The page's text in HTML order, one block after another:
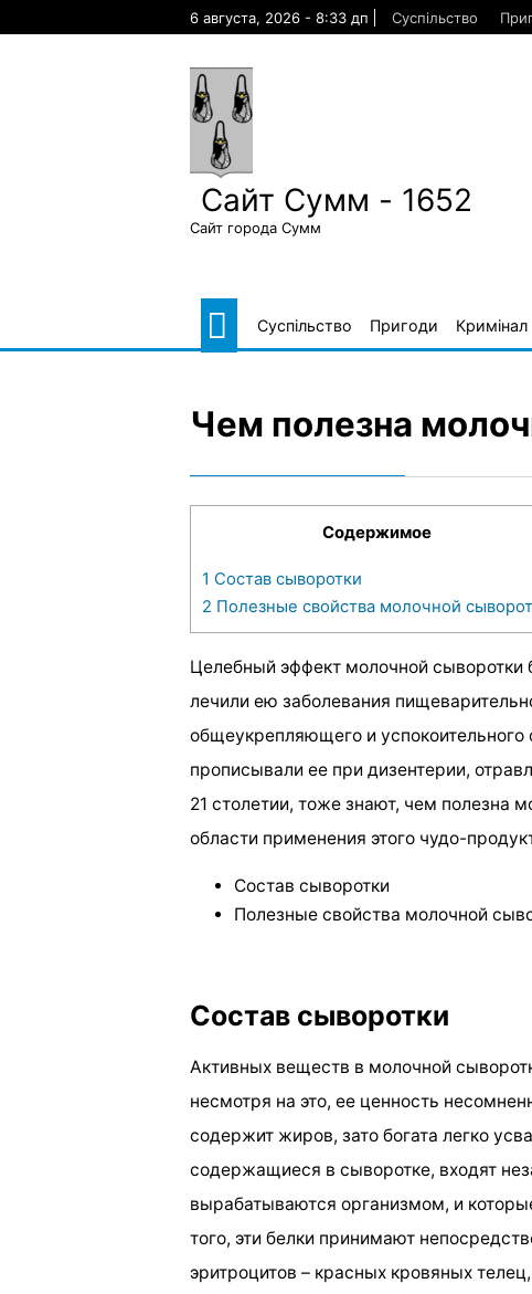
6 августа, 2026 - 8:33 дп Суспільство
Сайт Сумм - 1652
Сайт города Сумм
Суспільство Пригоди Кримінал
Чем полезна
Содержимое
1 Состав сыворотки
2 Полезные свойства молочной
Целебный эффект молочной
лечили ею заболевания
общеукрепляющего и успокоительного
прописывали ее при дизентерии,
21 столетии, тоже знают, чем полезна
области применения этого чудо-
Состав сыворотки
Полезные свойства молочной
Состав сыворотки
Активных веществ в молочной
несмотря на это, ее ценность
содержит жиров, зато богата легко
содержащиеся в сыворотке, входят
вырабатываются организмом, и
того, эти белки принимают
эритроцитов – красных кровяных